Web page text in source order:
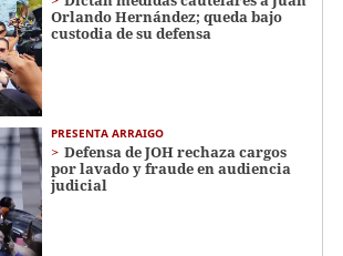
Orlando Hernández; queda bajo
custodia de su defensa
PRESENTA ARRAIGO
Defensa de JOH rechaza cargos
por lavado y fraude en audiencia
judicial